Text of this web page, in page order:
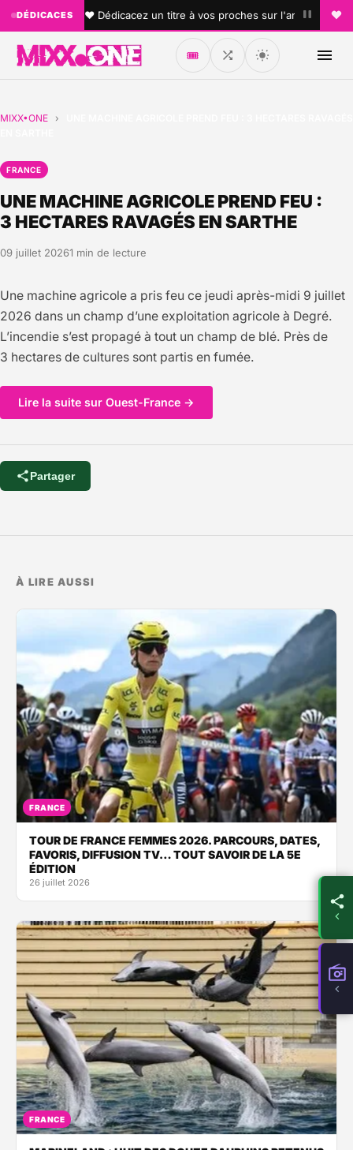
DÉDICACES
• ♥ Dédicacez un titre à vos proches sur l'antenne ! •
🎟️
MIXX•ONE ›
FRANCE
UNE MACHINE AGRICOLE PREND FEU :
3 HECTARES RAVAGÉS EN SARTHE
09 juillet 20261 min de lecture
Une machine agricole a pris feu ce jeudi après-midi 9 juillet
2026 dans un champ d’une exploitation agricole à Degré.
L’incendie s’est propagé à tout un champ de blé. Près de
3 hectares de cultures sont partis en fumée.
Lire la suite sur Ouest-France →
Partager
À LIRE AUSSI
FRANCE
TOUR DE FRANCE FEMMES 2026. PARCOURS, DATES,
FAVORIS, DIFFUSION TV… TOUT SAVOIR DE LA 5E
ÉDITION
26 juillet 2026
FRANCE